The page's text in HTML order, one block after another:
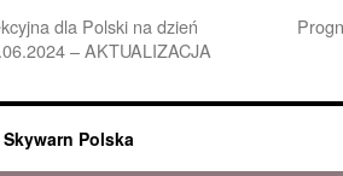
dla Polski na dzień
– AKTUALIZACJA
Polska